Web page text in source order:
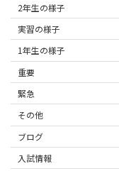
2年生の様子
実習の様子
1年生の様子
重要
緊急
その他
ブログ
入試情報